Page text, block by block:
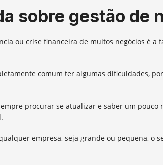
sobre gestão de
ou crise financeira de muitos negócios é a
comum ter algumas dificuldades,
procurar se atualizar e saber um pouco
empresa, seja grande ou pequena, o